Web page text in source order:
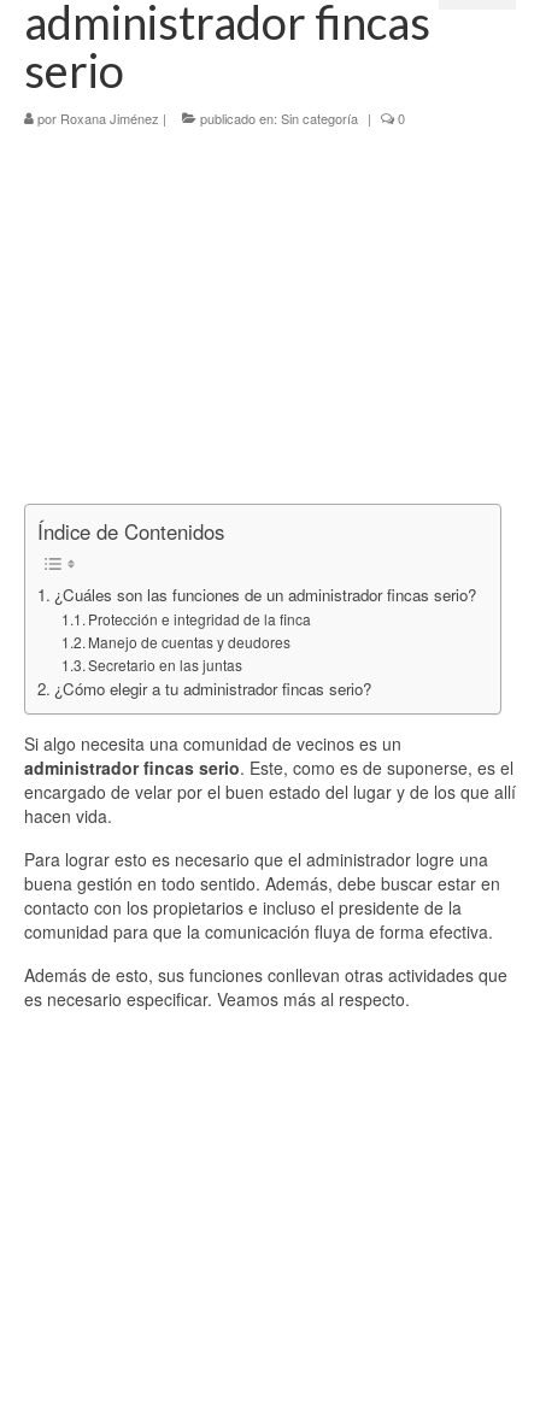
Tercer Trimestre
Blog
administrador fincas
serio
por Roxana Jiménez | publicado en: Sin categoría | 0
Índice de Contenidos
¿Cuáles son las funciones de un administrador fincas serio?
Protección e integridad de la finca
Manejo de cuentas y deudores
Secretario en las juntas
¿Cómo elegir a tu administrador fincas serio?
Si algo necesita una comunidad de vecinos es un
administrador fincas serio. Este, como es de suponerse, es el
encargado de velar por el buen estado del lugar y de los que allí
hacen vida.
Para lograr esto es necesario que el administrador logre una
buena gestión en todo sentido. Además, debe buscar estar en
contacto con los propietarios e incluso el presidente de la
comunidad para que la comunicación fluya de forma efectiva.
Además de esto, sus funciones conllevan otras actividades que
es necesario especificar. Veamos más al respecto.